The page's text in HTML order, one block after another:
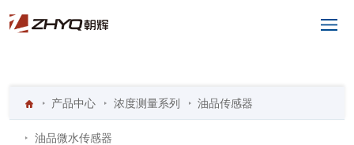
功能特点 参数与配件 资料下载
产品中心 浓度测量系列 油品传感器
油品微水传感器